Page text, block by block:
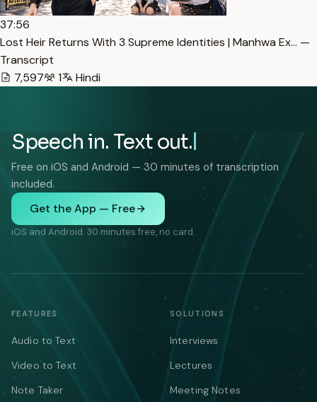
37:56
Lost Heir Returns With 3 Supreme Identities | Manhwa Ex… —
Transcript
7,597
1 Hindi
Speech in. Text out.
Free on iOS and Android — 30 minutes of transcription
included.
Get the App — Free
iOS and Android. 30 minutes free, no card.
FEATURES
Audio to Text
Video to Text
Note Taker
SOLUTIONS
Interviews
Lectures
Meeting Notes